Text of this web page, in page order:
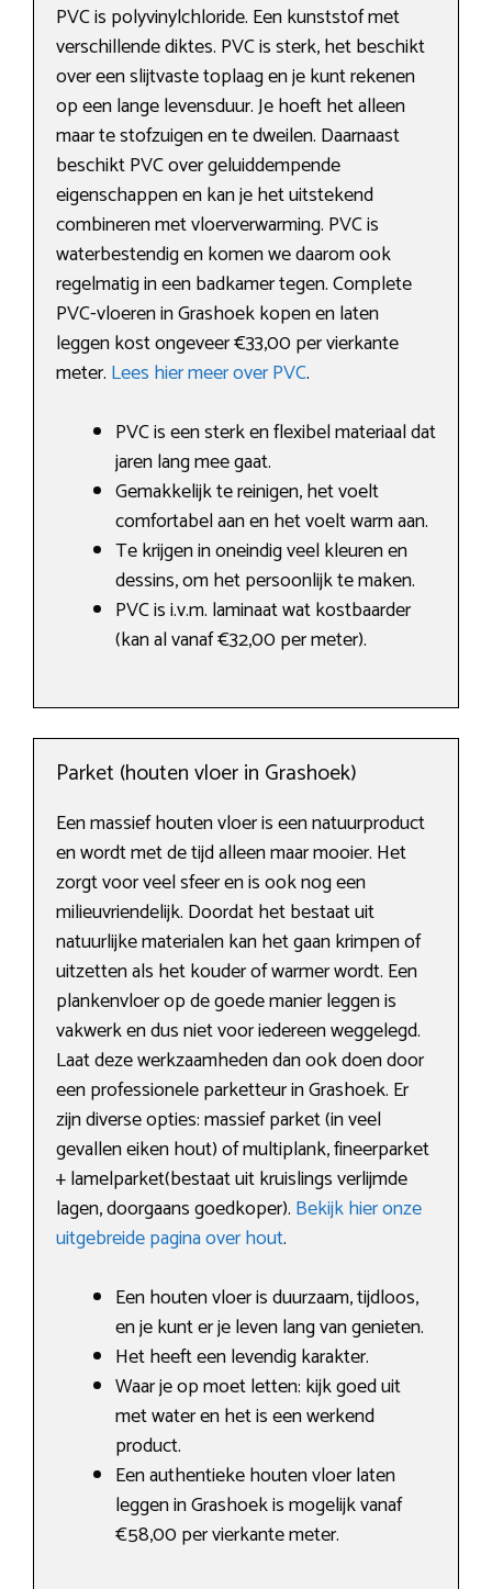
PVC is polyvinylchloride. Een kunststof met
verschillende diktes. PVC is sterk, het beschikt
over een slijtvaste toplaag en je kunt rekenen
op een lange levensduur. Je hoeft het alleen
maar te stofzuigen en te dweilen. Daarnaast
beschikt PVC over geluiddempende
eigenschappen en kan je het uitstekend
combineren met vloerverwarming. PVC is
waterbestendig en komen we daarom ook
regelmatig in een badkamer tegen. Complete
PVC-vloeren in Grashoek kopen en laten
leggen kost ongeveer €33,00 per vierkante
meter. Lees hier meer over PVC.
PVC is een sterk en flexibel materiaal dat
jaren lang mee gaat.
Gemakkelijk te reinigen, het voelt
comfortabel aan en het voelt warm aan.
Te krijgen in oneindig veel kleuren en
dessins, om het persoonlijk te maken.
PVC is i.v.m. laminaat wat kostbaarder
(kan al vanaf €32,00 per meter).
Parket (houten vloer in Grashoek)
Een massief houten vloer is een natuurproduct
en wordt met de tijd alleen maar mooier. Het
zorgt voor veel sfeer en is ook nog een
milieuvriendelijk. Doordat het bestaat uit
natuurlijke materialen kan het gaan krimpen of
uitzetten als het kouder of warmer wordt. Een
plankenvloer op de goede manier leggen is
vakwerk en dus niet voor iedereen weggelegd.
Laat deze werkzaamheden dan ook doen door
een professionele parketteur in Grashoek. Er
zijn diverse opties: massief parket (in veel
gevallen eiken hout) of multiplank, fineerparket
+ lamelparket(bestaat uit kruislings verlijmde
lagen, doorgaans goedkoper). Bekijk hier onze
uitgebreide pagina over hout.
Een houten vloer is duurzaam, tijdloos,
en je kunt er je leven lang van genieten.
Het heeft een levendig karakter.
Waar je op moet letten: kijk goed uit
met water en het is een werkend
product.
Een authentieke houten vloer laten
leggen in Grashoek is mogelijk vanaf
€58,00 per vierkante meter.